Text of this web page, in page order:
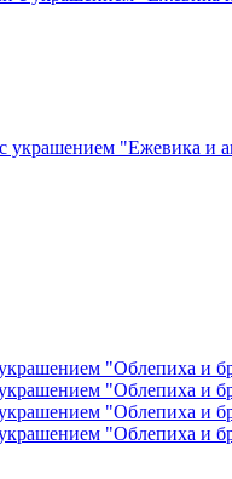
украшением "Ежевика и